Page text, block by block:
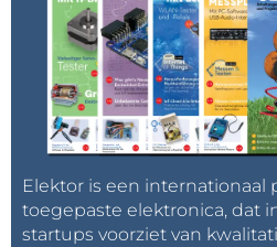
Elektor is een internationaal
toegepaste elektronica, dat
startups voorziet van